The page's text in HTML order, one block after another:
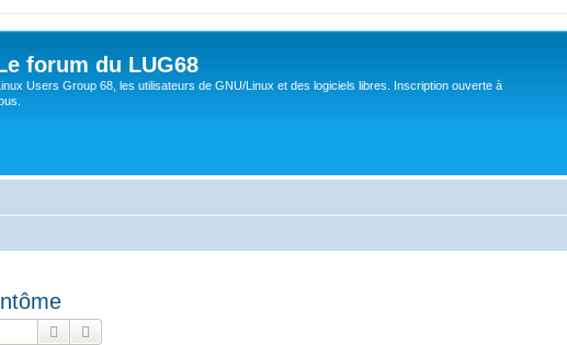
forum du LUG68
Users Group 68, les utilisateurs de GNU/Linux et des logiciels libres. Inscription ouverte à
Rechercher